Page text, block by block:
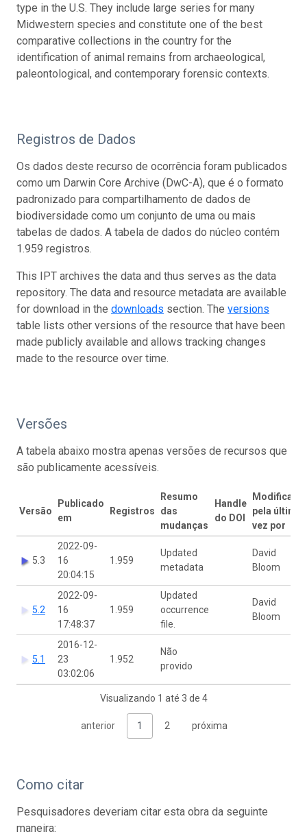
type in the U.S. They include large series for many
Midwestern species and constitute one of the best
comparative collections in the country for the
identification of animal remains from archaeological,
paleontological, and contemporary forensic contexts.
Registros de Dados
Os dados deste recurso de ocorrência foram publicados
como um Darwin Core Archive (DwC-A), que é o formato
padronizado para compartilhamento de dados de
biodiversidade como um conjunto de uma ou mais
tabelas de dados. A tabela de dados do núcleo contém
1.959 registros.
This IPT archives the data and thus serves as the data
repository. The data and resource metadata are available
for download in the downloads section. The versions
table lists other versions of the resource that have been
made publicly available and allows tracking changes
made to the resource over time.
Versões
A tabela abaixo mostra apenas versões de recursos que
são publicamente acessíveis.
Versão
Publicado
em
Registros
Resumo
das
mudanças
Handle
do DOI
Modificado
pela última
vez por
5.3
2022-09-
16
20:04:15
1.959
Updated
metadata
David
Bloom
5.2
2022-09-
16
17:48:37
1.959
Updated
occurrence
file.
David
Bloom
5.1
2016-12-
23
03:02:06
1.952
Não
provido
Visualizando 1 até 3 de 4
anterior 1 2 próxima
Como citar
Pesquisadores deveriam citar esta obra da seguinte
maneira: